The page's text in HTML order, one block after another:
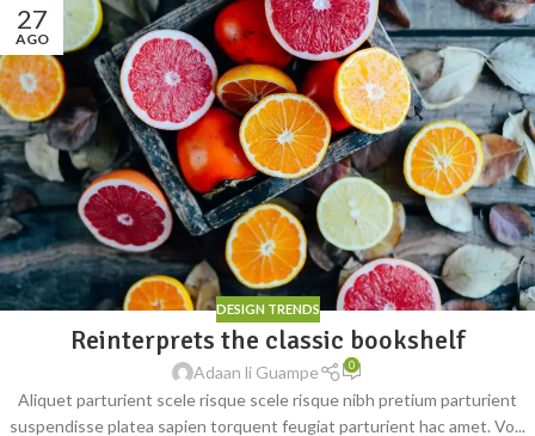
27
AGO
DESIGN TRENDS
Reinterprets the classic bookshelf
Adaan li Guampe 0
Aliquet parturient scele risque scele risque nibh pretium parturient
suspendisse platea sapien torquent feugiat parturient hac amet. Vo...